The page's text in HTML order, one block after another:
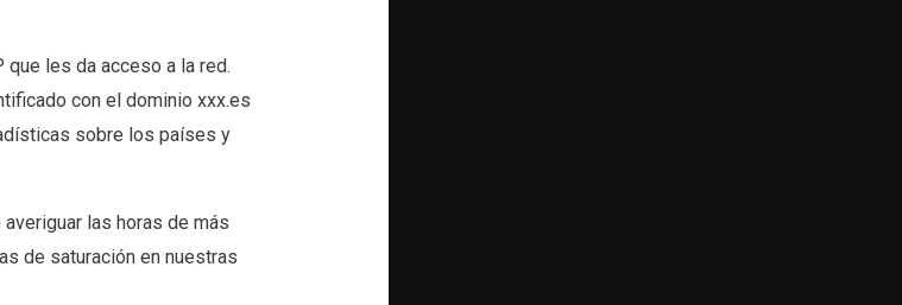
les da acceso a la red.
con el dominio xxx.es
sobre los países y
las horas de más
de saturación en nuestras